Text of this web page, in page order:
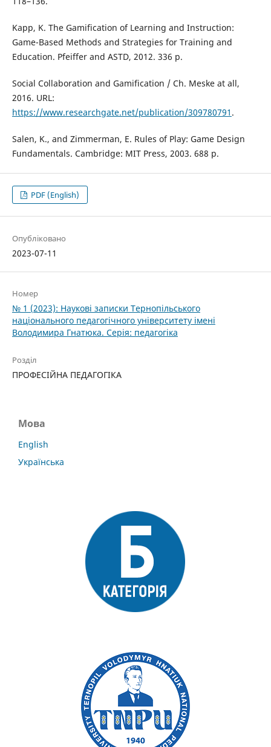
Kapp, K. The Gamification of Learning and Instruction:
Game-Based Methods and Strategies for Training and
Education. Pfeiffer and ASTD, 2012. 336 p.
Social Collaboration and Gamification / Ch. Meske at all,
2016. URL:
https://www.researchgate.net/publication/309780791 .
Salen, K., and Zimmerman, E. Rules of Play: Game Design
Fundamentals. Cambridge: MIT Press, 2003. 688 p.
PDF (English)
Опубліковано
2023-07-11
Номер
№ 1 (2023): Наукові записки Тернопільського
національного педагогічного університету імені
Володимира Гнатюка. Серія: педагогіка
Розділ
ПРОФЕСІЙНА ПЕДАГОГІКА
Мова
English
Українська